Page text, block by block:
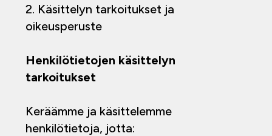
2. Käsittelyn tarkoitukset ja
oikeusperuste
Henkilötietojen käsittelyn
tarkoitukset
Keräämme ja käsittelemme
henkilötietoja, jotta: